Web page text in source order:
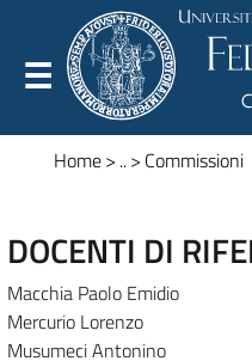
Presentazione
Organizzazione
Regolamenti
Home> ..> Commissioni
DOCENTI DI
Macchia Paolo Emidio
Mercurio Lorenzo
Musumeci Antonino